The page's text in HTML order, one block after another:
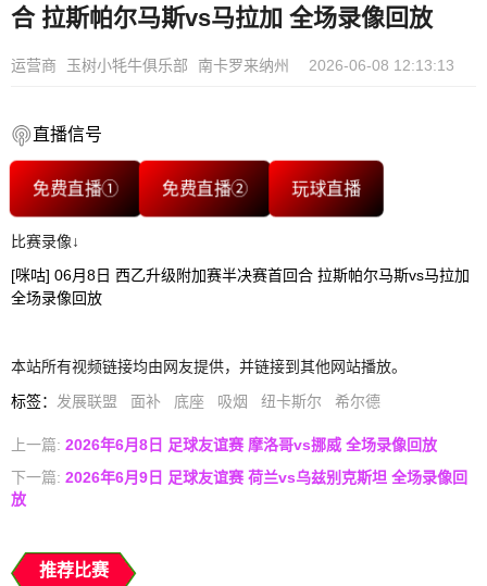
合 拉斯帕尔马斯vs马拉加 全场录像回放
运营商 玉树小牦牛俱乐部 南卡罗来纳州 2026-06-08 12:13:13
直播信号
免费直播① 免费直播② 玩球直播
比赛录像↓
[咪咕] 06月8日 西乙升级附加赛半决赛首回合 拉斯帕尔马斯vs马拉加
全场录像回放
本站所有视频链接均由网友提供，并链接到其他网站播放。
标签： 发展联盟 面补 底座 吸烟 纽卡斯尔 希尔德
上一篇: 2026年6月8日 足球友谊赛 摩洛哥vs挪威 全场录像回放
下一篇: 2026年6月9日 足球友谊赛 荷兰vs乌兹别克斯坦 全场录像回
放
推荐比赛